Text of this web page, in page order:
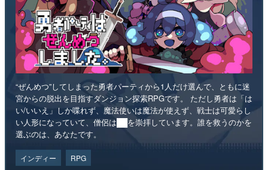
“ぜんめつ”してしまった勇者パーティから1人だけ選んで、ともに迷
宮からの脱出を目指すダンジョン探索RPGです。 ただし勇者は「は
い/いいえ」しか喋れず、魔法使いは魔法が使えず、戦士は可愛らし
い人形になっていて、僧侶は██を崇拝しています。誰を救うのかを
選ぶのは、あなたです。
インディー RPG